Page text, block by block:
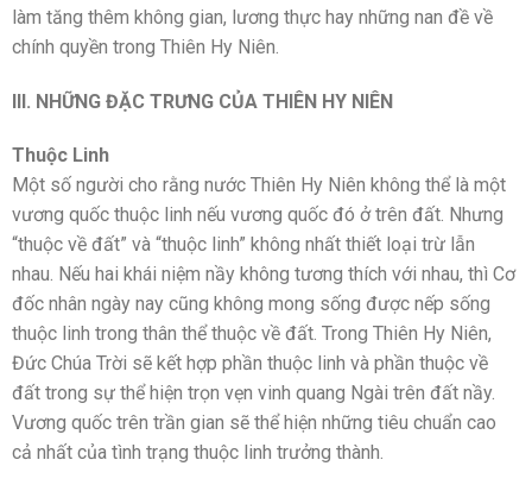
làm tăng thêm không gian, lương thực hay những nan đề về
chính quyền trong Thiên Hy Niên.
III. NHỮNG ĐẶC TRƯNG CỦA THIÊN HY NIÊN
Thuộc Linh
Một số người cho rằng nước Thiên Hy Niên không thể là một
vương quốc thuộc linh nếu vương quốc đó ở trên đất. Nhưng
“thuộc về đất” và “thuộc linh” không nhất thiết loại trừ lẫn
nhau. Nếu hai khái niệm nầy không tương thích với nhau, thì Cơ
đốc nhân ngày nay cũng không mong sống được nếp sống
thuộc linh trong thân thể thuộc về đất. Trong Thiên Hy Niên,
Đức Chúa Trời sẽ kết hợp phần thuộc linh và phần thuộc về
đất trong sự thể hiện trọn vẹn vinh quang Ngài trên đất nầy.
Vương quốc trên trần gian sẽ thể hiện những tiêu chuẩn cao
cả nhất của tình trạng thuộc linh trưởng thành.